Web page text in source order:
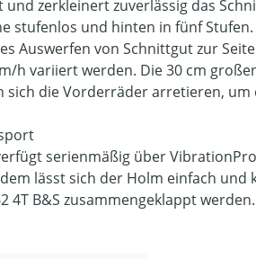
zerkleinert zuverlässig das
stufenlos und hinten in fünf
Auswerfen von Schnittgut zur
h variiert werden. Die 30 cm
sich die Vorderräder arretieren,
serienmäßig über
lässt sich der Holm einfach
4T B&S zusammengeklappt